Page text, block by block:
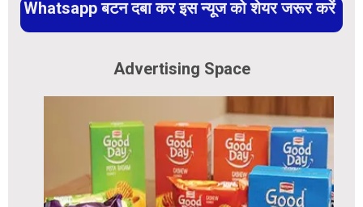
Whatsapp बटन दबा कर इस न्यूज को शेयर जरूर करें
Advertising Space